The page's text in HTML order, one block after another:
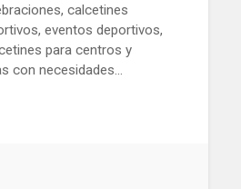
calcetines
eventos deportivos,
para centros y
con necesidades…